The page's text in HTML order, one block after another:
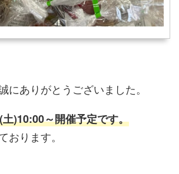
にありがとうございました。
)10:00～開催予定です。
おります。